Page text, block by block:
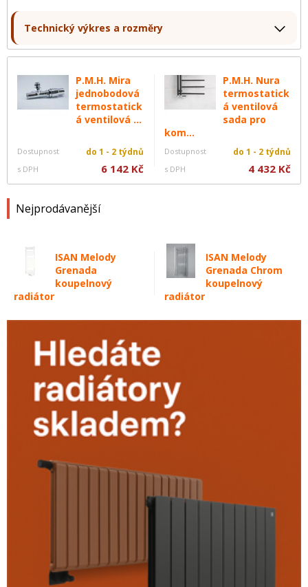
P.M.H. Mira
jednobodová
termostatick
á ventilová ...
Dostupnost do 1 - 2 týdnů
s DPH 6 142 Kč
P.M.H. Nura
termostatick
á ventilová
sada pro
kom...
Dostupnost do 1 - 2 týdnů
s DPH 4 432 Kč
Nejprodávanější
ISAN Melody
Grenada
koupelnový
radiátor
ISAN Melody
Grenada Chrom
koupelnový
radiátor
Technický výkres a rozměry